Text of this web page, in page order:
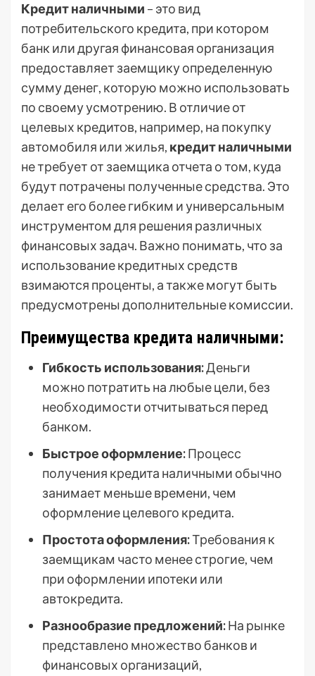
Кредит наличными – это вид
потребительского кредита, при котором
банк или другая финансовая организация
предоставляет заемщику определенную
сумму денег, которую можно использовать
по своему усмотрению. В отличие от
целевых кредитов, например, на покупку
автомобиля или жилья, кредит наличными
не требует от заемщика отчета о том, куда
будут потрачены полученные средства. Это
делает его более гибким и универсальным
инструментом для решения различных
финансовых задач. Важно понимать, что за
использование кредитных средств
взимаются проценты, а также могут быть
предусмотрены дополнительные комиссии.
Преимущества кредита наличными:
Гибкость использования:Деньги
можно потратить на любые цели, без
необходимости отчитываться перед
банком.
Быстрое оформление:Процесс
получения кредита наличными обычно
занимает меньше времени, чем
оформление целевого кредита.
Простота оформления:Требования к
заемщикам часто менее строгие, чем
при оформлении ипотеки или
автокредита.
Разнообразие предложений:На рынке
представлено множество банков и
финансовых организаций,